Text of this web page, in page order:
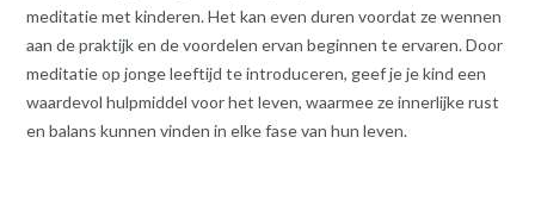
meditatie met kinderen. Het kan even duren voordat ze wennen
aan de praktijk en de voordelen ervan beginnen te ervaren. Door
meditatie op jonge leeftijd te introduceren, geef je je kind een
waardevol hulpmiddel voor het leven, waarmee ze innerlijke rust
en balans kunnen vinden in elke fase van hun leven.